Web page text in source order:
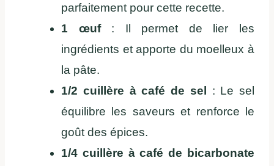
parfaitement pour cette recette.
1 œuf: Il permet de lier les
ingrédients et apporte du moelleux à
la pâte.
1/2 cuillère à café de sel : Le sel
équilibre les saveurs et renforce le
goût des épices.
1/4 cuillère à café de bicarbonate